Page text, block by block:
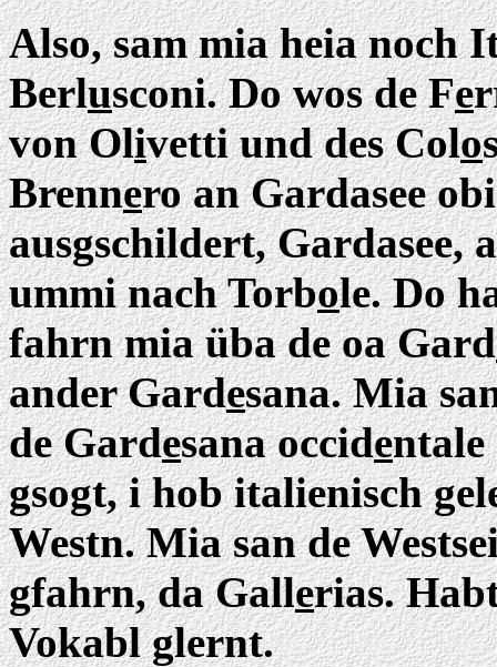
Also, sam mia heia noch
Berlusconi. Do wos de Fe
von Olivetti und des Colo
Brennero an Gardasee
ausgschildert, Gardasee,
ummi nach Torbole. Do
fahrn mia üba de oa Gard
ander Gardesana. Mia
de Gardesana occidentale
gsogt, i hob italienisch
Westn. Mia san de
gfahrn, da Gallerias.
Vokabl glernt.